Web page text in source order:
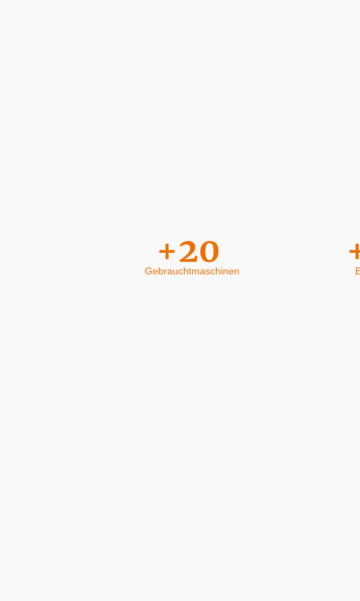
+20
Gebrauchtmaschinen